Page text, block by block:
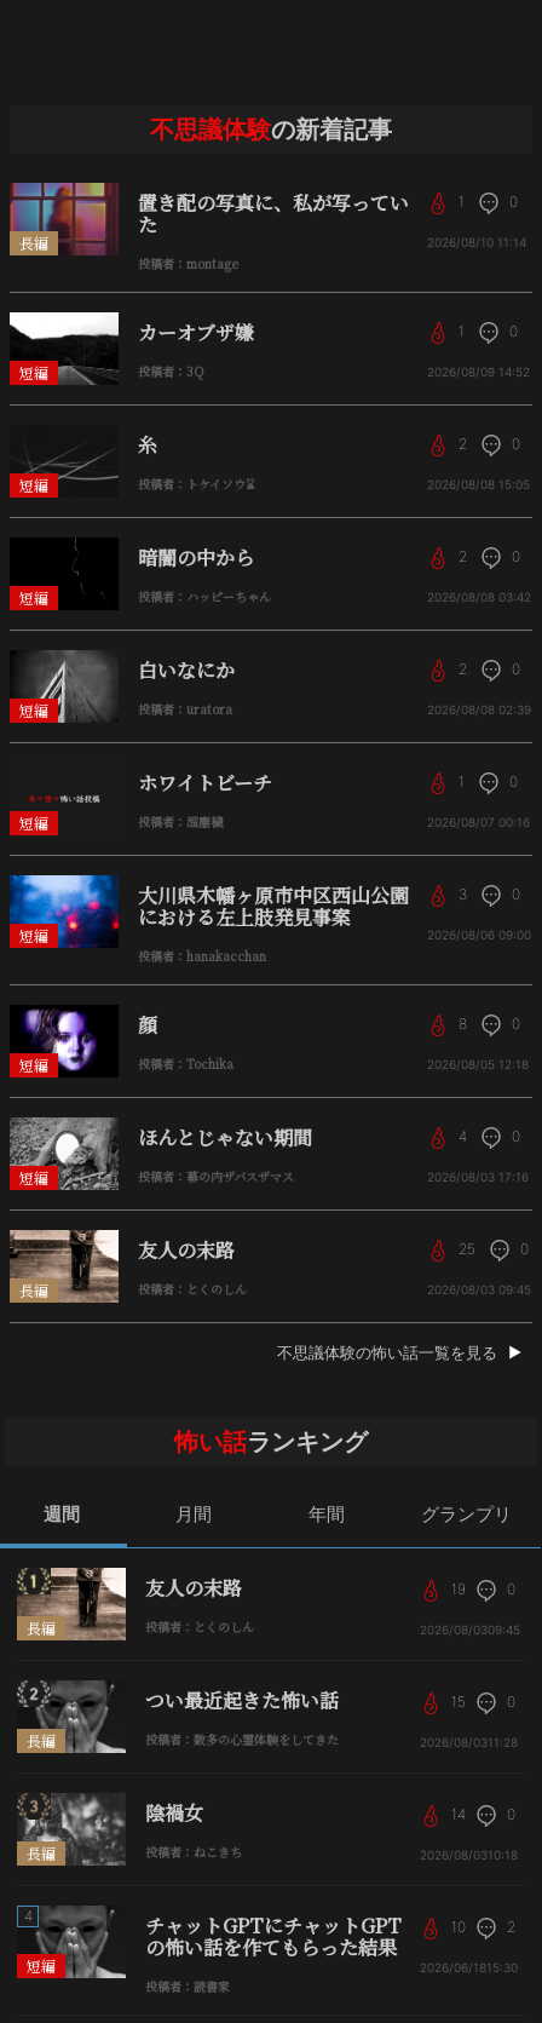
不思議体験の新着記事
長編
置き配の写真に、私が写ってい
た
投稿者：montage
1 0
2026/08/10 11:14
短編
カーオブザ嫌
投稿者：3Q
1 0
2026/08/09 14:52
短編
糸
投稿者：トケイソウ⌛
2 0
2026/08/08 15:05
短編
暗闇の中から
投稿者：ハッピーちゃん
2 0
2026/08/08 03:42
短編
白いなにか
投稿者：uratora
2 0
2026/08/08 02:39
短編
ホワイトビーチ
投稿者：溜塵穢
1 0
2026/08/07 00:16
短編
大川県木幡ヶ原市中区西山公園
における左上肢発見事案
投稿者：hanakacchan
3 0
2026/08/06 09:00
短編
顔
投稿者：Tochika
8 0
2026/08/05 12:18
短編
ほんとじゃない期間
投稿者：幕の内ザバスザマス
4 0
2026/08/03 17:16
長編
友人の末路
投稿者：とくのしん
25 0
2026/08/03 09:45
不思議体験の怖い話一覧を見る
怖い話ランキング
週間 月間 年間 グランプリ
長編
友人の末路
投稿者：とくのしん
19 0
2026/08/0309:45
長編
つい最近起きた怖い話
投稿者：数多の心霊体験をしてきた
15 0
2026/08/0311:28
長編
陰禍女
投稿者：ねこきち
14 0
2026/08/0310:18
短編
4 チャットGPTにチャットGPT
の怖い話を作てもらった結果
投稿者：読書家
10 2
2026/06/1815:30